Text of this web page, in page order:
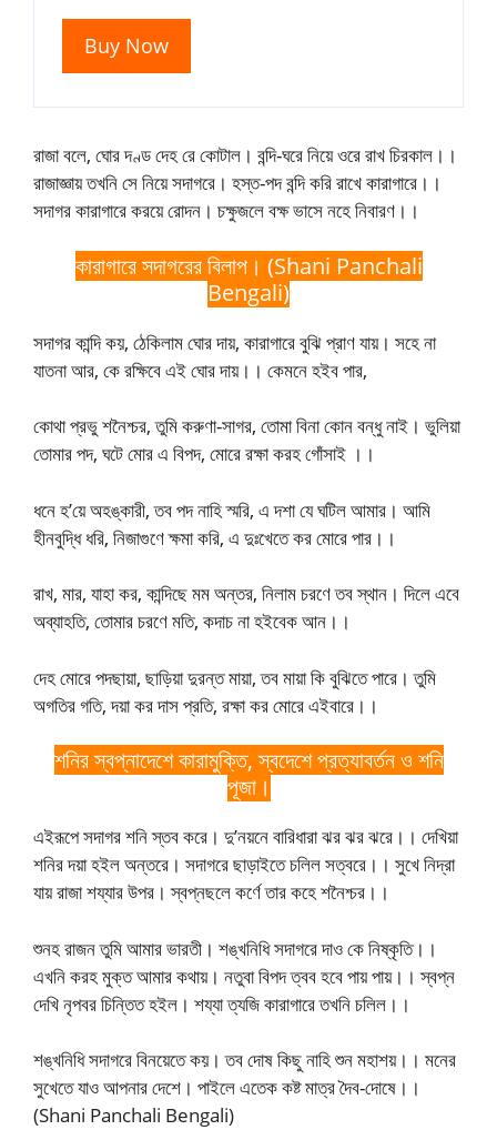
Buy Now
রাজা বলে, ঘোর দণ্ড দেহ রে কোটাল। বন্দি-ঘরে নিয়ে ওরে রাখ চিরকাল।।
রাজাজ্ঞায় তখনি সে নিয়ে সদাগরে। হস্ত-পদ বন্দি করি রাখে কারাগারে।।
সদাগর কারাগারে করয়ে রোদন। চক্ষুজলে বক্ষ ভাসে নহে নিবারণ।।
কারাগারে সদাগরের বিলাপ। (Shani Panchali
Bengali)
সদাগর কান্দি কয়, ঠেকিলাম ঘোর দায়, কারাগারে বুঝি প্রাণ যায়। সহে না
যাতনা আর, কে রক্ষিবে এই ঘোর দায়।। কেমনে হইব পার,
কোথা প্রভু শনৈশ্চর, তুমি করুণা-সাগর, তোমা বিনা কোন বন্ধু নাই। ভুলিয়া
তোমার পদ, ঘটে মোর এ বিপদ, মোরে রক্ষা করহ গোঁসাই ।।
ধনে হ’য়ে অহঙ্কারী, তব পদ নাহি স্মরি, এ দশা যে ঘটিল আমার। আমি
হীনবুদ্ধি ধরি, নিজাগুণে ক্ষমা করি, এ দুঃখেতে কর মোরে পার।।
রাখ, মার, যাহা কর, কান্দিছে মম অন্তর, নিলাম চরণে তব স্থান। দিলে এবে
অব্যাহতি, তোমার চরণে মতি, কদাচ না হইবেক আন।।
দেহ মোরে পদছায়া, ছাড়িয়া দুরন্ত মায়া, তব মায়া কি বুঝিতে পারে। তুমি
অগতির গতি, দয়া কর দাস প্রতি, রক্ষা কর মোরে এইবারে।।
শনির স্বপ্নাদেশে কারামুক্তি, স্বদেশে প্রত্যাবর্তন ও শনি
পূজা।
এইরূপে সদাগর শনি স্তব করে। দু’নয়নে বারিধারা ঝর ঝর ঝরে।। দেখিয়া
শনির দয়া হইল অন্তরে। সদাগরে ছাড়াইতে চলিল সত্বরে।। সুখে নিদ্রা
যায় রাজা শয্যার উপর। স্বপ্নছলে কর্ণে তার কহে শনৈশ্চর।।
শুনহ রাজন তুমি আমার ভারতী। শঙ্খনিধি সদাগরে দাও কে নিষ্কৃতি।।
এখনি করহ মুক্ত আমার কথায়। নতুবা বিপদ ত্বব হবে পায় পায়।। স্বপ্ন
দেখি নৃপবর চিন্তিত হইল। শয্যা ত্যজি কারাগারে তখনি চলিল।।
শঙ্খনিধি সদাগরে বিনয়েতে কয়। তব দোষ কিছু নাহি শুন মহাশয়।। মনের
সুখেতে যাও আপনার দেশে। পাইলে এতেক কষ্ট মাত্র দৈব-দোষে।।
(Shani Panchali Bengali)